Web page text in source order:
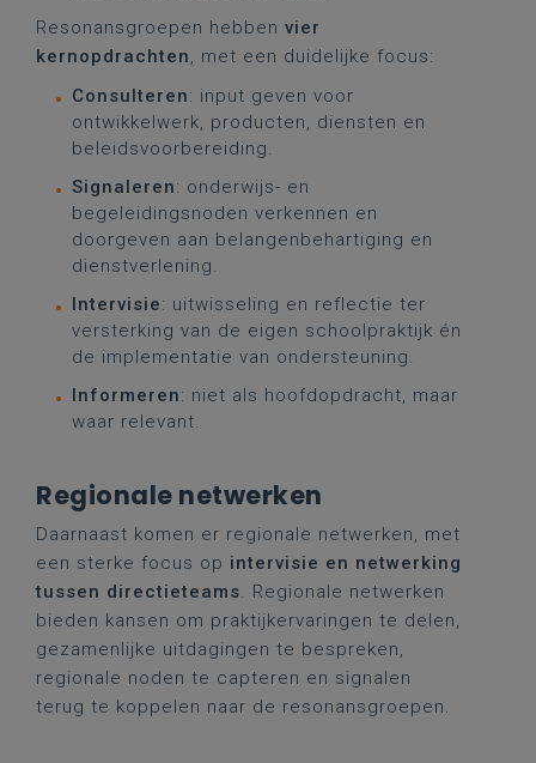
Resonansgroepen hebben vier
kernopdrachten, met een duidelijke focus:
Consulteren: input geven voor
ontwikkelwerk, producten, diensten en
beleidsvoorbereiding.
Signaleren: onderwijs- en
begeleidingsnoden verkennen en
doorgeven aan belangenbehartiging en
dienstverlening.
Intervisie: uitwisseling en reflectie ter
versterking van de eigen schoolpraktijk én
de implementatie van ondersteuning.
Informeren: niet als hoofdopdracht, maar
waar relevant.
Regionale netwerken
Daarnaast komen er regionale netwerken, met
een sterke focus op intervisie en netwerking
tussen directieteams. Regionale netwerken
bieden kansen om praktijkervaringen te delen,
gezamenlijke uitdagingen te bespreken,
regionale noden te capteren en signalen
terug te koppelen naar de resonansgroepen.